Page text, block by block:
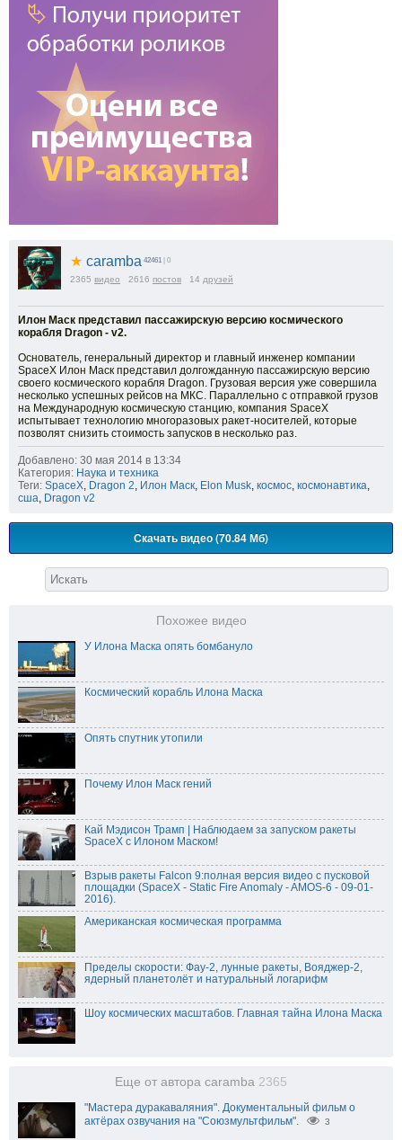
★ caramba 42461 | 0
2365 видео 2616 постов 14 друзей
Илон Маск представил пассажирскую версию космического
корабля Dragon - v2.
Основатель, генеральный директор и главный инженер компании
SpaceX Илон Маск представил долгожданную пассажирскую версию
своего космического корабля Dragon. Грузовая версия уже совершила
несколько успешных рейсов на МКС. Параллельно с отправкой грузов
на Международную космическую станцию, компания SpaceX
испытывает технологию многоразовых ракет-носителей, которые
позволят снизить стоимость запусков в несколько раз.
Добавлено: 30 мая 2014 в 13:34
Категория: Наука и техника
Теги: SpaceX, Dragon 2, Илон Маск, Elon Musk, космос, космонавтика,
сша, Dragon v2
Скачать видео (70.84 Мб)
Похожее видео
У Илона Маска опять бомбануло
Космический корабль Илона Маска
Опять спутник утопили
Почему Илон Маск гений
Кай Мэдисон Трамп | Наблюдаем за запуском ракеты
SpaceX с Илоном Маском!
Взрыв ракеты Falcon 9:полная версия видео с пусковой
площадки (SpaceX - Static Fire Anomaly - AMOS-6 - 09-01-
2016).
Американская космическая программа
Пределы скорости: Фау-2, лунные ракеты, Вояджер-2,
ядерный планетолёт и натуральный логарифм
Шоу космических масштабов. Главная тайна Илона Маска
Еще от автора caramba 2365
"Мастера дуракаваляния". Документальный фильм о
актёрах озвучания на "Союзмультфильм".
3